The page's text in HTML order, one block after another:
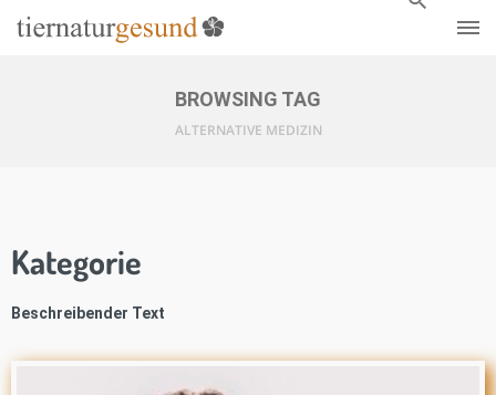
BROWSING TAG
ALTERNATIVE MEDIZIN
Kategorie
Beschreibender Text